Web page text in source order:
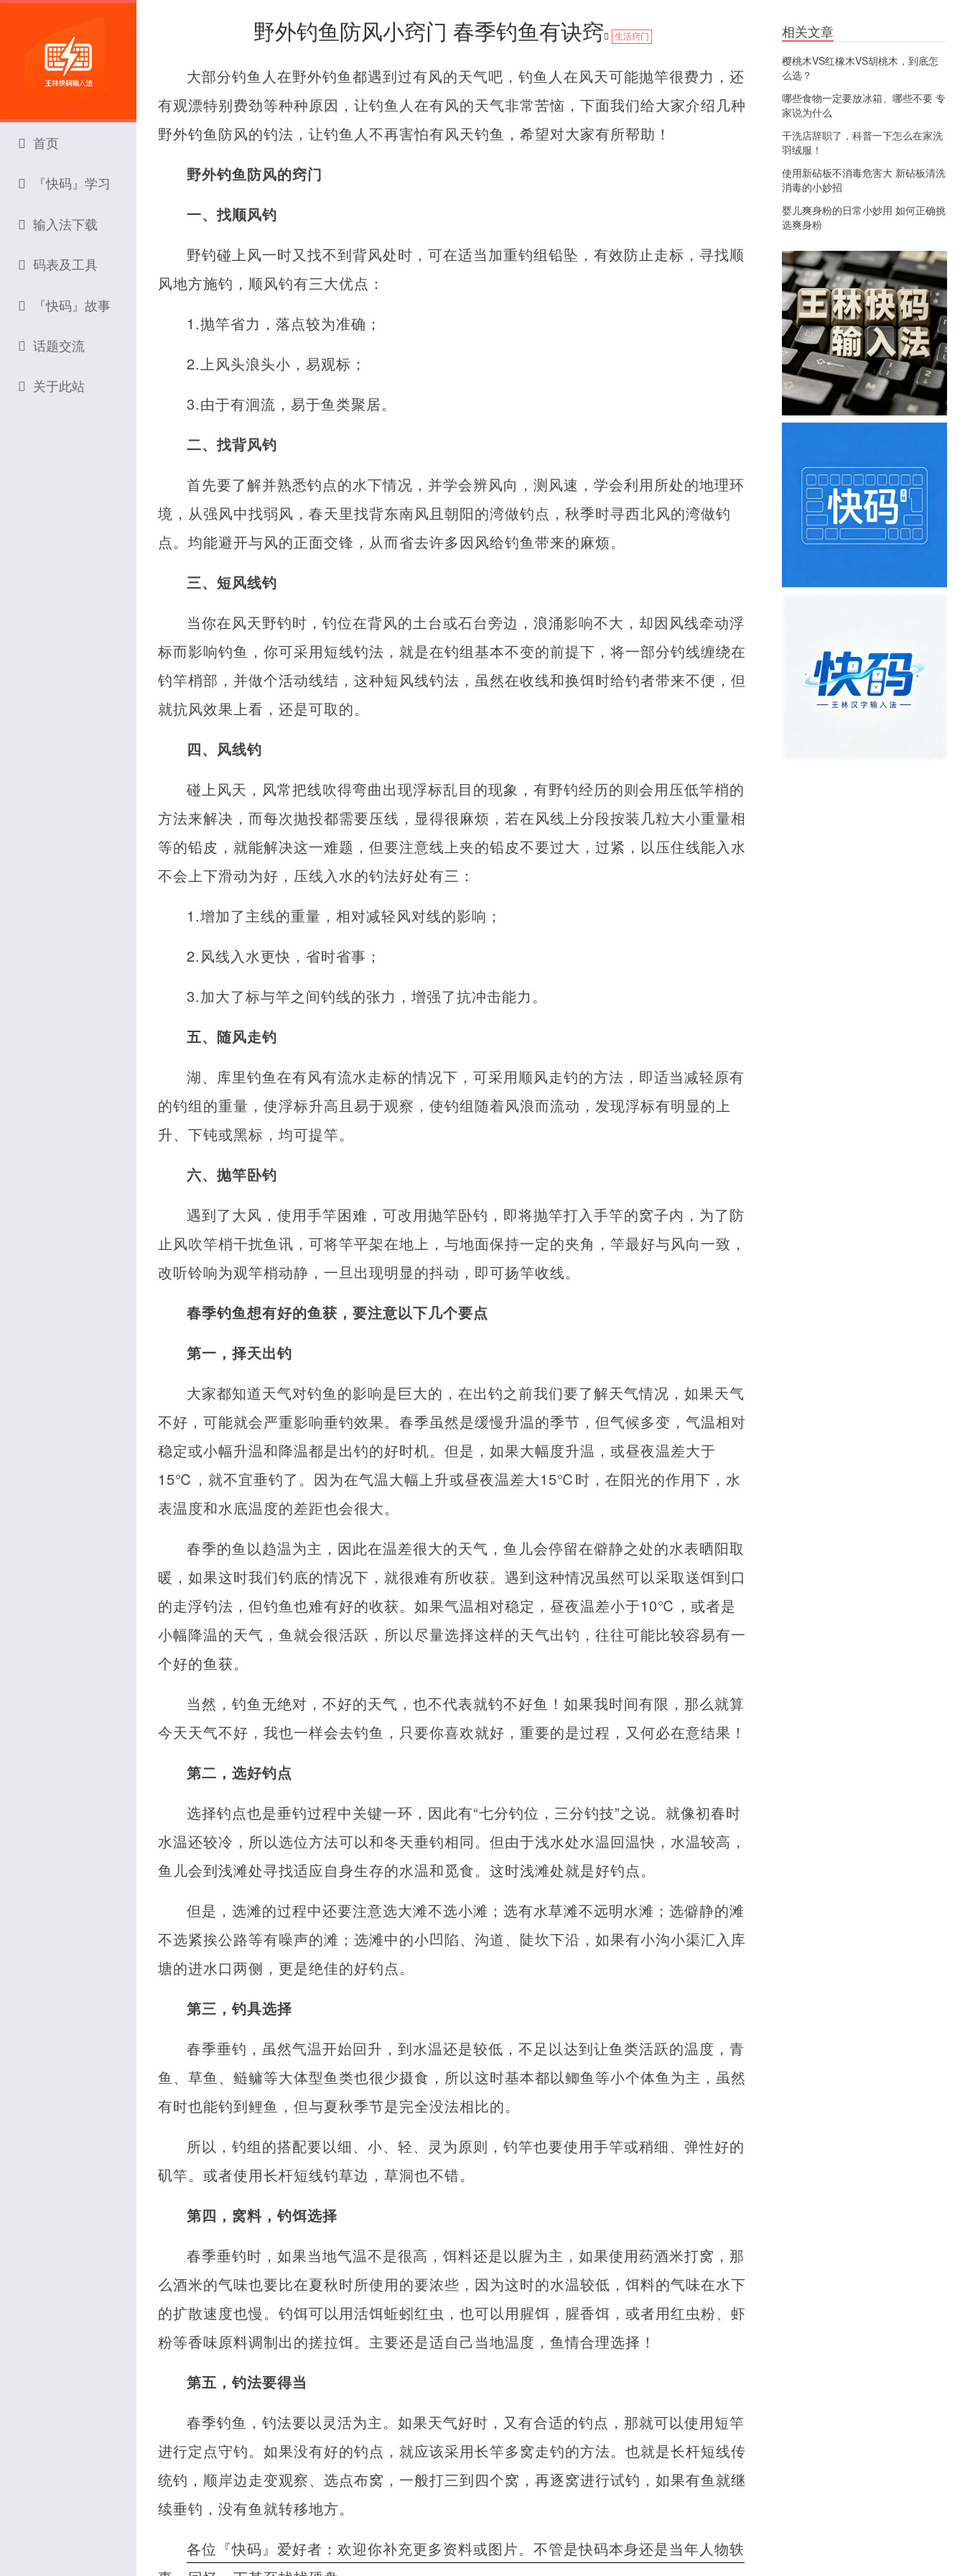
野外钓鱼防风小窍门 春季钓鱼有诀窍 生活窍门
大部分钓鱼人在野外钓鱼都遇到过有风的天气吧，钓鱼人在风天可能抛竿很费力，还
有观漂特别费劲等种种原因，让钓鱼人在有风的天气非常苦恼，下面我们给大家介绍几种
野外钓鱼防风的钓法，让钓鱼人不再害怕有风天钓鱼，希望对大家有所帮助！
野外钓鱼防风的窍门
一、找顺风钓
野钓碰上风一时又找不到背风处时，可在适当加重钓组铅坠，有效防止走标，寻找顺
风地方施钓，顺风钓有三大优点：
1.抛竿省力，落点较为准确；
2.上风头浪头小，易观标；
3.由于有洄流，易于鱼类聚居。
二、找背风钓
首先要了解并熟悉钓点的水下情况，并学会辨风向，测风速，学会利用所处的地理环
境，从强风中找弱风，春天里找背东南风且朝阳的湾做钓点，秋季时寻西北风的湾做钓
点。均能避开与风的正面交锋，从而省去许多因风给钓鱼带来的麻烦。
三、短风线钓
当你在风天野钓时，钓位在背风的土台或石台旁边，浪涌影响不大，却因风线牵动浮
标而影响钓鱼，你可采用短线钓法，就是在钓组基本不变的前提下，将一部分钓线缠绕在
钓竿梢部，并做个活动线结，这种短风线钓法，虽然在收线和换饵时给钓者带来不便，但
就抗风效果上看，还是可取的。
四、风线钓
碰上风天，风常把线吹得弯曲出现浮标乱目的现象，有野钓经历的则会用压低竿梢的
方法来解决，而每次抛投都需要压线，显得很麻烦，若在风线上分段按装几粒大小重量相
等的铅皮，就能解决这一难题，但要注意线上夹的铅皮不要过大，过紧，以压住线能入水
不会上下滑动为好，压线入水的钓法好处有三：
1.增加了主线的重量，相对减轻风对线的影响；
2.风线入水更快，省时省事；
3.加大了标与竿之间钓线的张力，增强了抗冲击能力。
五、随风走钓
湖、库里钓鱼在有风有流水走标的情况下，可采用顺风走钓的方法，即适当减轻原有
的钓组的重量，使浮标升高且易于观察，使钓组随着风浪而流动，发现浮标有明显的上
升、下钝或黑标，均可提竿。
六、抛竿卧钓
遇到了大风，使用手竿困难，可改用抛竿卧钓，即将抛竿打入手竿的窝子内，为了防
止风吹竿梢干扰鱼讯，可将竿平架在地上，与地面保持一定的夹角，竿最好与风向一致，
改听铃响为观竿梢动静，一旦出现明显的抖动，即可扬竿收线。
春季钓鱼想有好的鱼获，要注意以下几个要点
第一，择天出钓
大家都知道天气对钓鱼的影响是巨大的，在出钓之前我们要了解天气情况，如果天气
不好，可能就会严重影响垂钓效果。春季虽然是缓慢升温的季节，但气候多变，气温相对
稳定或小幅升温和降温都是出钓的好时机。但是，如果大幅度升温，或昼夜温差大于
15℃，就不宜垂钓了。因为在气温大幅上升或昼夜温差大15℃时，在阳光的作用下，水
表温度和水底温度的差距也会很大。
春季的鱼以趋温为主，因此在温差很大的天气，鱼儿会停留在僻静之处的水表晒阳取
暖，如果这时我们钓底的情况下，就很难有所收获。遇到这种情况虽然可以采取送饵到口
的走浮钓法，但钓鱼也难有好的收获。如果气温相对稳定，昼夜温差小于10℃，或者是
小幅降温的天气，鱼就会很活跃，所以尽量选择这样的天气出钓，往往可能比较容易有一
个好的鱼获。
当然，钓鱼无绝对，不好的天气，也不代表就钓不好鱼！如果我时间有限，那么就算
今天天气不好，我也一样会去钓鱼，只要你喜欢就好，重要的是过程，又何必在意结果！
第二，选好钓点
选择钓点也是垂钓过程中关键一环，因此有“七分钓位，三分钓技”之说。就像初春时
水温还较冷，所以选位方法可以和冬天垂钓相同。但由于浅水处水温回温快，水温较高，
鱼儿会到浅滩处寻找适应自身生存的水温和觅食。这时浅滩处就是好钓点。
但是，选滩的过程中还要注意选大滩不选小滩；选有水草滩不远明水滩；选僻静的滩
不选紧挨公路等有噪声的滩；选滩中的小凹陷、沟道、陡坎下沿，如果有小沟小渠汇入库
塘的进水口两侧，更是绝佳的好钓点。
第三，钓具选择
春季垂钓，虽然气温开始回升，到水温还是较低，不足以达到让鱼类活跃的温度，青
鱼、草鱼、鲢鳙等大体型鱼类也很少摄食，所以这时基本都以鲫鱼等小个体鱼为主，虽然
有时也能钓到鲤鱼，但与夏秋季节是完全没法相比的。
所以，钓组的搭配要以细、小、轻、灵为原则，钓竿也要使用手竿或稍细、弹性好的
矶竿。或者使用长杆短线钓草边，草洞也不错。
第四，窝料，钓饵选择
春季垂钓时，如果当地气温不是很高，饵料还是以腥为主，如果使用药酒米打窝，那
么酒米的气味也要比在夏秋时所使用的要浓些，因为这时的水温较低，饵料的气味在水下
的扩散速度也慢。钓饵可以用活饵蚯蚓红虫，也可以用腥饵，腥香饵，或者用红虫粉、虾
粉等香味原料调制出的搓拉饵。主要还是适自己当地温度，鱼情合理选择！
第五，钓法要得当
春季钓鱼，钓法要以灵活为主。如果天气好时，又有合适的钓点，那就可以使用短竿
进行定点守钓。如果没有好的钓点，就应该采用长竿多窝走钓的方法。也就是长杆短线传
统钓，顺岸边走变观察、选点布窝，一般打三到四个窝，再逐窝进行试钓，如果有鱼就继
续垂钓，没有鱼就转移地方。
各位『快码』爱好者：欢迎你补充更多资料或图片。不管是快码本身还是当年人物轶
首页
『快码』学习
输入法下载
码表及工具
『快码』故事
话题交流
关于此站
相关文章
樱桃木VS红橡木VS胡桃木，到底怎
么选？
哪些食物一定要放冰箱、哪些不要 专
家说为什么
干洗店辞职了，科普一下怎么在家洗
羽绒服！
使用新砧板不消毒危害大 新砧板清洗
消毒的小妙招
婴儿爽身粉的日常小妙用 如何正确挑
选爽身粉